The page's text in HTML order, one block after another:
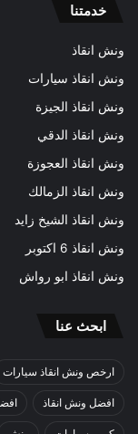
خدمتنا
ونش انقاذ
ونش انقاذ سيارات
ونش انقاذ الجيزة
ونش انقاذ الدقي
ونش انقاذ العجوزة
ونش انقاذ الزمالك
ونش انقاذ الشيخ زايد
ونش انقاذ 6 اكتوبر
ونش انقاذ ابو رواش
ابحث عنا
ارخص ونش انقاذ سيارات
افضل ونش انقاذ